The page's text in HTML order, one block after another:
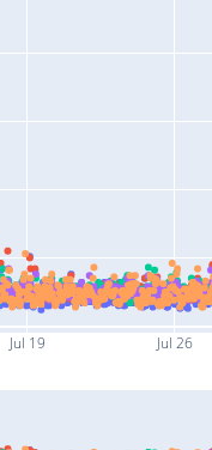
Jul 19 Jul 26